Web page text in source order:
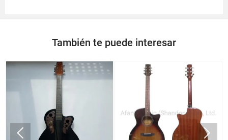
También te puede interesar
 